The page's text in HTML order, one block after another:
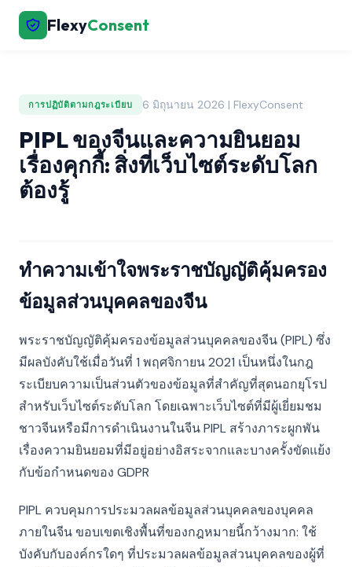
FlexyConsent
การปฏิบัติตามกฎระเบียบ 6 มิถุนายน 2026 | FlexyConsent
PIPL ของจีนและความยินยอม
เรื่องคุกกี้: สิ่งที่เว็บไซต์ระดับโลก
ต้องรู้
ทำความเข้าใจพระราชบัญญัติคุ้มครอง
ข้อมูลส่วนบุคคลของจีน
พระราชบัญญัติคุ้มครองข้อมูลส่วนบุคคลของจีน (PIPL) ซึ่ง
มีผลบังคับใช้เมื่อวันที่ 1 พฤศจิกายน 2021 เป็นหนึ่งในกฎ
ระเบียบความเป็นส่วนตัวของข้อมูลที่สำคัญที่สุดนอกยุโรป
สำหรับเว็บไซต์ระดับโลก โดยเฉพาะเว็บไซต์ที่มีผู้เยี่ยมชม
ชาวจีนหรือมีการดำเนินงานในจีน PIPL สร้างภาระผูกพัน
เรื่องความยินยอมที่มีอยู่อย่างอิสระจากและบางครั้งขัดแย้ง
กับข้อกำหนดของ GDPR
PIPL ควบคุมการประมวลผลข้อมูลส่วนบุคคลของบุคคล
ภายในจีน ขอบเขตเชิงพื้นที่ของกฎหมายนี้กว้างมาก: ใช้
บังคับกับองค์กรใดๆ ที่ประมวลผลข้อมูลส่วนบุคคลของผู้ที่